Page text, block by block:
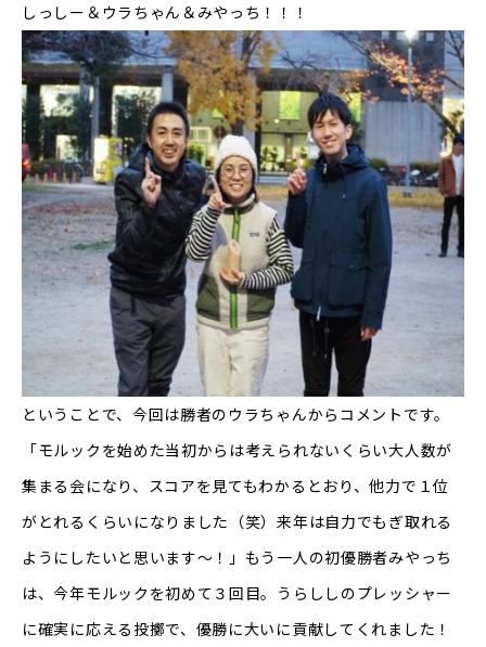
しっしー＆ウラちゃん＆みやっち！！！
ということで、今回は勝者のウラちゃんからコメントです。
「モルックを始めた当初からは考えられないくらい大人数が
集まる会になり、スコアを見てもわかるとおり、他力で１位
がとれるくらいになりました（笑）来年は自力でもぎ取れる
ようにしたいと思います〜！」もう一人の初優勝者みやっち
は、今年モルックを初めて３回目。うらししのプレッシャー
に確実に応える投擲で、優勝に大いに貢献してくれました！